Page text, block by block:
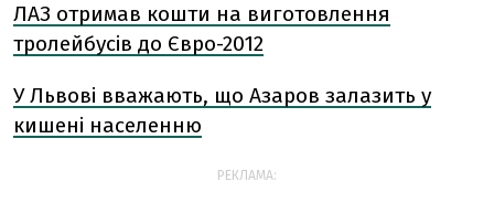
ЛАЗ отримав кошти на виготовлення
тролейбусів до Євро-2012
У Львові вважають, що Азаров залазить у
кишені населенню
РЕКЛАМА: